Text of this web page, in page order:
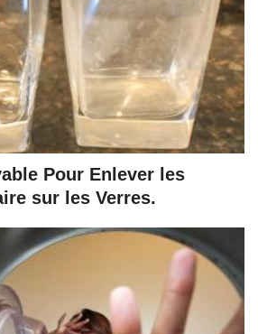
Pour Enlever les
sur les Verres.